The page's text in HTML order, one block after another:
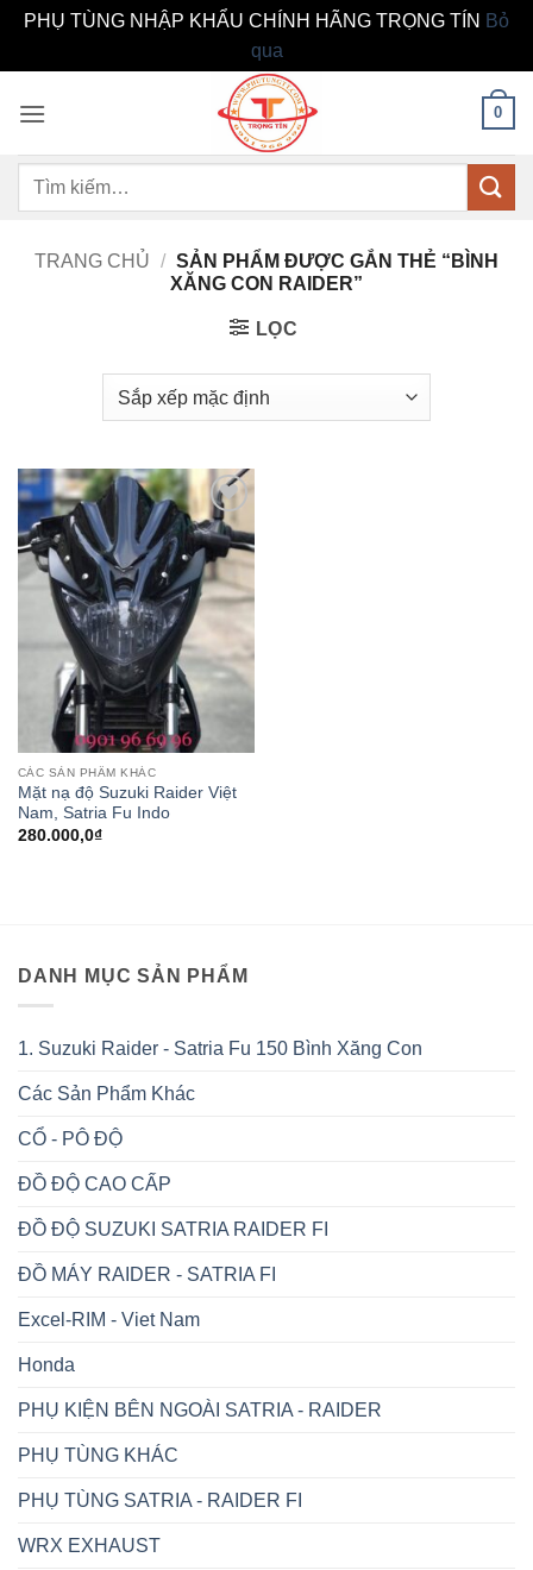
PHỤ TÙNG NHẬP KHẨU CHÍNH HÃNG TRỌNG TÍN Bỏ
qua
qua
0
Tìm
TRANG CHỦ / SẢN PHẨM ĐƯỢC GẮN THẺ “BÌNH
XĂNG CON RAIDER”
LỌC
Add to
wishlist
CÁC SẢN PHẨM KHÁC
Mặt nạ độ Suzuki Raider Việt
Nam, Satria Fu Indo
280.000,0₫
DANH MỤC SẢN PHẨM
1. Suzuki Raider - Satria Fu 150 Bình Xăng Con
Các Sản Phẩm Khác
CỔ - PÔ ĐỘ
ĐỒ ĐỘ CAO CẤP
ĐỒ ĐỘ SUZUKI SATRIA RAIDER FI
ĐỒ MÁY RAIDER - SATRIA FI
Excel-RIM - Viet Nam
Honda
PHỤ KIỆN BÊN NGOÀI SATRIA - RAIDER
PHỤ TÙNG KHÁC
PHỤ TÙNG SATRIA - RAIDER FI
WRX EXHAUST